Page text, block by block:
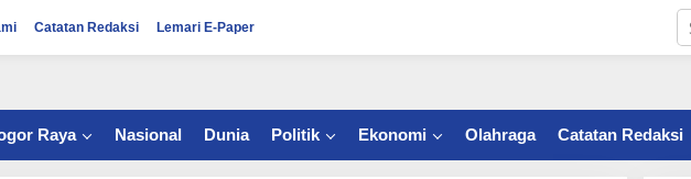
Catatan Redaksi Lemari E-Paper
Raya Nasional Dunia Politik Ekonomi Olahraga Catatan Redaksi